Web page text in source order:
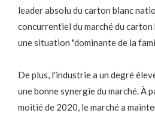
leader absolu du carton blanc
concurrentiel du marché du
une situation "dominante de la
De plus, l'industrie a un degré
une bonne synergie du marché. À
moitié de 2020, le marché a